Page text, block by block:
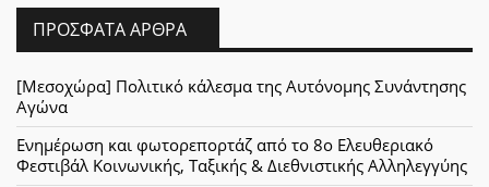
ΠΡΌΣΦΑΤΑ ΆΡΘΡΑ
[Μεσοχώρα] Πολιτικό κάλεσμα της Αυτόνομης Συνάντησης
Αγώνα
Ενημέρωση και φωτορεπορτάζ από το 8ο Ελευθεριακό
Φεστιβάλ Κοινωνικής, Ταξικής & Διεθνιστικής Αλληλεγγύης